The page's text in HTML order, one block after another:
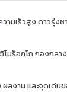
ามเร็วสูง ดาวรุ่ง
มร็อกโก กองกลา
ผลงาน และจุดเด่